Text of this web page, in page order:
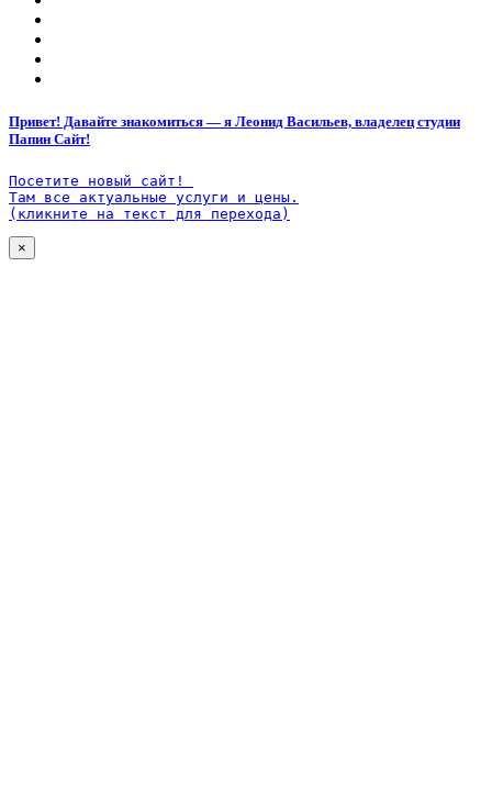
Привет! Давайте знакомиться — я Леонид Васильев, владелец студии
Папин Сайт!
Посетите новый сайт!
Там все актуальные услуги и цены.
(кликните на текст для перехода)
×